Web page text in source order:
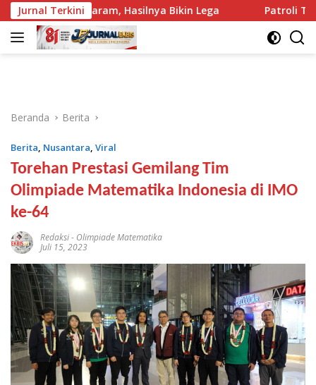
Langsung
ke
konten
Jurnal Terkini
Mataram, Hasilnya Bikin Lega Patroli Tengah
Beranda Berita
Berita, Nusantara, Viral
Torehan Prestasi Gemilang Tim
Olimpiade Matematika Indonesia di IMO
ke-64
Redaksi- Olimpiade Matematika
Juli 15, 2023